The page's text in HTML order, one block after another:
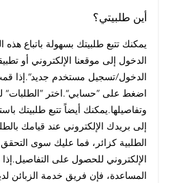
أين طلبيتي؟
يمكنك تتبع طلبيتك بسهولة باتباع
الدخول إلى موقعنا الإلكتروني أو
الدخول/تسجيل مستخدم جديد“.إذا
اضغط على ”حسابي“.اختر ”الطلبات“
وتفاصيلها.يمكنك أيضاً تتبع طلبيتك
إلى بريدك الإلكتروني عند قيامك
الطلبية كزائر، فما عليك سوى التحقق
الإلكتروني للحصول على
المساعدة، فإن فريق خدمة الزبائن